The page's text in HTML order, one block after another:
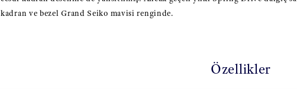
kadran ve bezel Grand Seiko mavisi renginde.
Özellikler